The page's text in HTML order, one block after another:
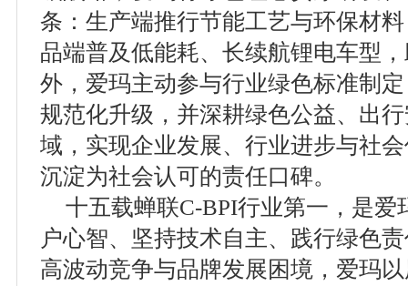
条：生产端推行节能工艺与环保材
品端普及低能耗、长续航锂电车型
外，爱玛主动参与行业绿色标准制
规范化升级，并深耕绿色公益、出
域，实现企业发展、行业进步与社
沉淀为社会认可的责任口碑。
十五载蝉联C-BPI行业第一，是
户心智、坚持技术自主、践行绿色
高波动竞争与品牌发展困境，爱玛